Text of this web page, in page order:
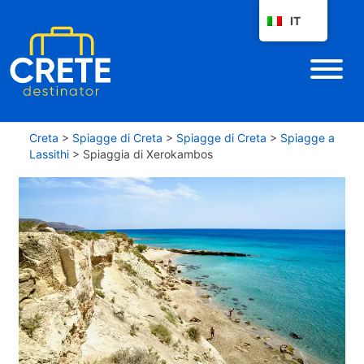
Creta > Spiagge di Creta > Spiagge di Creta > Spiagge a
Lassithi > Spiaggia di Xerokambos
IT